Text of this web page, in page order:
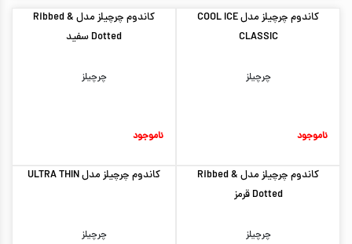
کاندوم چرچیلز مدل COOL ICE
CLASSIC
چرچیلز
ناموجود
کاندوم چرچیلز مدل Ribbed &
Dotted سفید
چرچیلز
ناموجود
کاندوم چرچیلز مدل Ribbed &
Dotted قرمز
چرچیلز
کاندوم چرچیلز مدل ULTRA THIN
چرچیلز